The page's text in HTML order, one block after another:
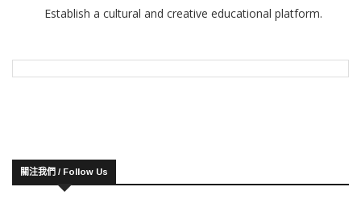
Establish a cultural and creative educational platform.
關注我們 / Follow Us